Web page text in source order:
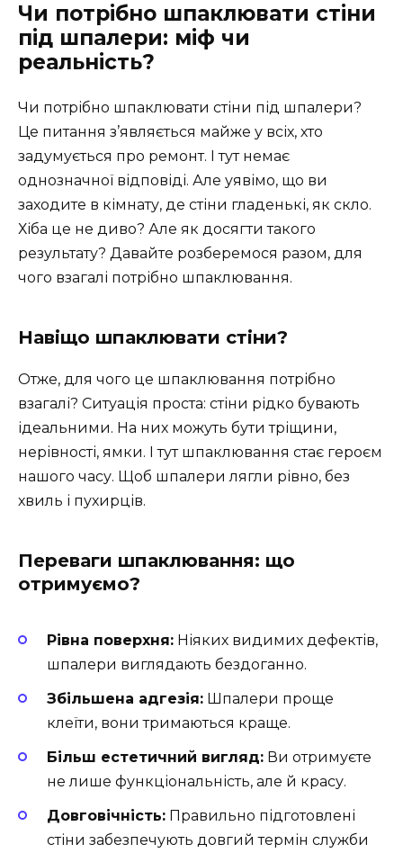
Чи потрібно шпаклювати стіни
під шпалери: міф чи
реальність?
Чи потрібно шпаклювати стіни під шпалери?
Це питання з’являється майже у всіх, хто
задумується про ремонт. І тут немає
однозначної відповіді. Але уявімо, що ви
заходите в кімнату, де стіни гладенькі, як скло.
Хіба це не диво? Але як досягти такого
результату? Давайте розберемося разом, для
чого взагалі потрібно шпаклювання.
Навіщо шпаклювати стіни?
Отже, для чого це шпаклювання потрібно
взагалі? Ситуація проста: стіни рідко бувають
ідеальними. На них можуть бути тріщини,
нерівності, ямки. І тут шпаклювання стає героєм
нашого часу. Щоб шпалери лягли рівно, без
хвиль і пухирців.
Переваги шпаклювання: що
отримуємо?
Рівна поверхня: Ніяких видимих дефектів,
шпалери виглядають бездоганно.
Збільшена адгезія: Шпалери проще
клеїти, вони тримаються краще.
Більш естетичний вигляд: Ви отримуєте
не лише функціональність, але й красу.
Довговічність: Правильно підготовлені
стіни забезпечують довгий термін служби